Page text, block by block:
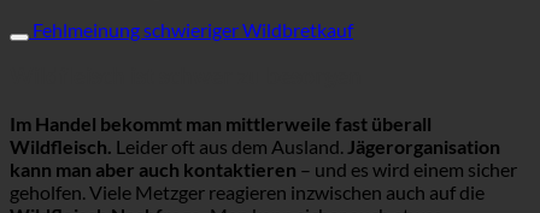
Fehlmeinung schwieriger Wildbretkauf
Im Handel bekommt man mittlerweile fast überall
Wildfleisch. Leider oft aus dem Ausland. Jägerorganisation
kann man aber auch kontaktieren – und es wird einem sicher
geholfen. Viele Metzger reagieren inzwischen auch auf die